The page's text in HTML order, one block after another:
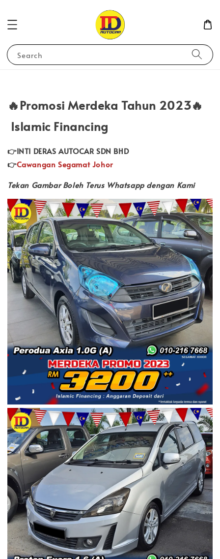
Search
🔥Promosi Merdeka Tahun 2023🔥
Islamic Financing
👉INTI DERAS AUTOCAR SDN BHD
👉Cawangan Segamat Johor
Tekan Gambar Boleh Terus Whatsapp dengan Kami